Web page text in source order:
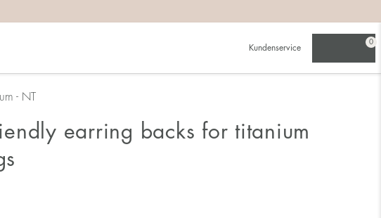
Kundenservice
0
- NT
earring backs for titanium